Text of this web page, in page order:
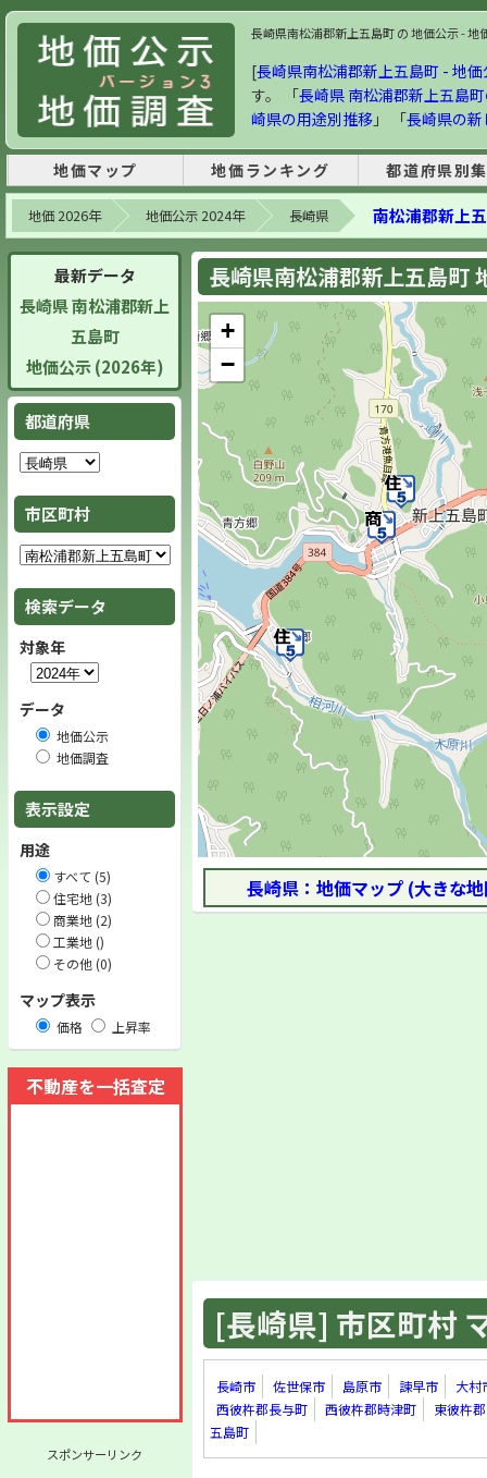
長崎県南松浦郡新上五島町 の 地価公示 -
[長崎県南松浦郡新上五島町 - 地
す。 「長崎県 南松浦郡新上五島
崎県の用途別推移 」 「長崎県の
地価マップ 地価ランキング 都道府県別
地価 2026年 地価公示 2024年 長崎県 南松浦郡新上
最新データ
長崎県 南松浦郡新上
五島町
地価公示 (2026年)
都道府県
市区町村
検索データ
対象年
データ
地価公示
地価調査
表示設定
用途
すべて (5)
住宅地 (3)
商業地 (2)
工業地 ()
その他 (0)
マップ表示
価格 上昇率
不動産を一括査定
スポンサーリンク
長崎県南松浦郡新上五島町
+
−
長崎県：地価マップ (大きな
[長崎県] 市区町村
長崎市 佐世保市 島原市 諫早市
大村
西彼杵郡長与町
西彼杵郡時津町
東彼杵
五島町